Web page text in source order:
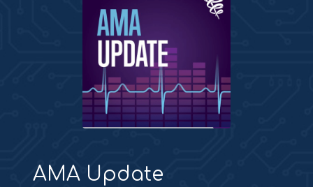
AMA Update